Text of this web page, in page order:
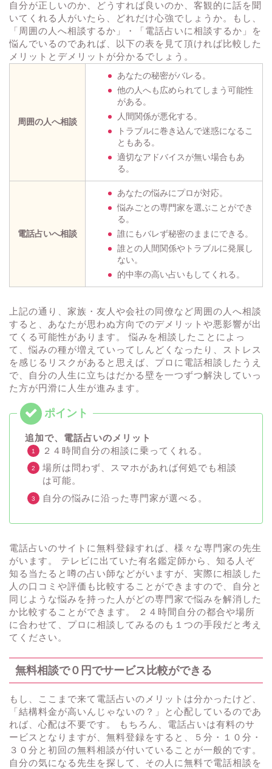
自分が正しいのか、どうすれば良いのか、客観的に話を聞
いてくれる人がいたら、どれだけ心強でしょうか。もし、
「周囲の人へ相談するか」・「電話占いに相談するか」を
悩んでいるのであれば、以下の表を見て頂ければ比較した
メリットとデメリットが分かるでしょう。
周囲の人へ相談
あなたの秘密がバレる。
他の人へも広められてしまう可能性
がある。
人間関係が悪化する。
トラブルに巻き込んで迷惑になるこ
ともある。
適切なアドバイスが無い場合もあ
る。
電話占いへ相談
あなたの悩みにプロが対応。
悩みごとの専門家を選ぶことができ
る。
誰にもバレず秘密のままにできる。
誰との人間関係やトラブルに発展し
ない。
的中率の高い占いもしてくれる。
上記の通り、家族・友人や会社の同僚など周囲の人へ相談
すると、あなたが思わぬ方向でのデメリットや悪影響が出
てくる可能性があります。 悩みを相談したことによっ
て、悩みの種が増えていってしんどくなったり、ストレス
を感じるリスクがあると思えば、プロに電話相談したうえ
で、自分の人生に立ちはだかる壁を一つずつ解決していっ
た方が円滑に人生が進みます。
追加で、電話占いのメリット
２４時間自分の相談に乗ってくれる。
場所は問わず、スマホがあれば何処でも相談
は可能。
自分の悩みに沿った専門家が選べる。
電話占いのサイトに無料登録すれば、様々な専門家の先生
がいます。 テレビに出ていた有名鑑定師から、知る人ぞ
知る当たると噂の占い師などがいますが、実際に相談した
人の口コミや評価も比較することができますので、自分と
同じような悩みを持った人がどの専門家で悩みを解消した
か比較することができます。 ２４時間自分の都合や場所
に合わせて、プロに相談してみるのも１つの手段だと考え
てください。
無料相談で０円でサービス比較ができる
もし、ここまで来て電話占いのメリットは分かったけど、
「結構料金が高いんじゃないの？」と心配しているのであ
れば、心配は不要です。 もちろん、電話占いは有料のサ
ービスとなりますが、無料登録をすると、５分・１０分・
３０分と初回の無料相談が付いていることが一般的です。
自分の気になる先生を探して、その人に無料で電話相談を